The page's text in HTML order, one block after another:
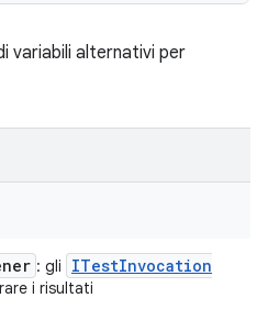
variabili alternativi per
: gli ITestInvocation
i risultati